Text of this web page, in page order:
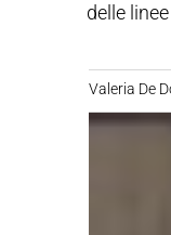
delle
Valeria De